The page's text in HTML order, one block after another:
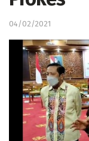
04/02/2021